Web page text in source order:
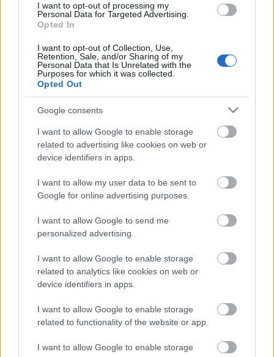
I want to opt-out of processing my
Personal Data for Targeted Advertising.
Opted In
I want to opt-out of Collection, Use,
Retention, Sale, and/or Sharing of my
Personal Data that Is Unrelated with the
Purposes for which it was collected.
Opted Out
Google consents
I want to allow Google to enable storage
related to advertising like cookies on web or
device identifiers in apps.
I want to allow my user data to be sent to
Google for online advertising purposes.
I want to allow Google to send me
personalized advertising.
I want to allow Google to enable storage
related to analytics like cookies on web or
device identifiers in apps.
I want to allow Google to enable storage
related to functionality of the website or app.
I want to allow Google to enable storage
Hozzátette: ha a mostani két előadás iránt lesz
érdeklődés, a pompeji fesztivál jövőre már hét
A kétezer év óta először használt Teatro Grande ezer
néző befogadására alkalmas, de a nézőteret további
hatszázötven üléssel tudják bővíteni. A számítások
szerint a két szeptemberi előadás összbevétele
nyolcvanezer euró (több mint 24 millió forint) lesz.
kapja meg.
A tervek között szerepel a pompeji kör alakú
amfiteátrum használata is. A szintén ókori műemlék
restaurálása 2010-ben fejeződött be. A húszezer
férőhelyes amfiteátrumban utoljára a Pink Floyd
brit rockegyüttes lépett fel 1971-ben.